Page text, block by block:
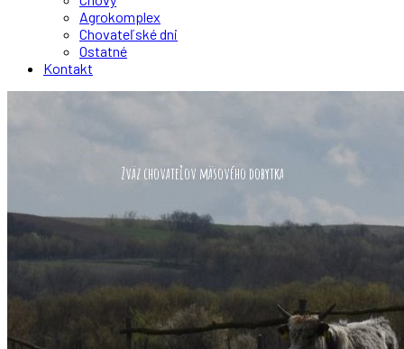
Agrokomplex
Chovateľské dni
Ostatné
Kontakt
Zväz chovateľov mäsového dobytka